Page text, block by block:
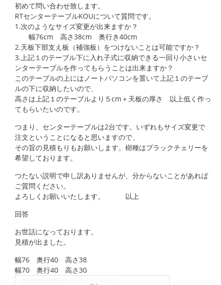
初めて問い合わせ致します。
RTセンターテーブルKOUについて質問です。
1.次のようなサイズ変更が出来ますか？
幅76cm 高さ38cm 奥行き40cm
2.天板下部支え板（補強板）をつけないことは可能ですか？
3.上記１のテーブル下に入れ子式に収納できる一回り小さいセ
ンターテーブルを作ってもらうことは出来ますか？
このテーブルの上にはノートパソコンを置いて上記１のテーブ
ルの下に収納したいので、
高さは上記１のテーブルより５cm＋天板の厚さ 以上低く作っ
てもらいたいのです。
つまり、センターテーブルは2台です。いずれもサイズ変更で
注文ということになると思いますので、
その旨の見積もりもお願いします。樹種はブラックチェリーを
希望しております。
つたない説明で申し訳ありませんが、分からないことがあれば
ご質問ください。
よろしくお願いいたします。 以上
回答
お世話になっております。
見積が出ました。
幅76 奥行40 高さ38
幅70 奥行40 高さ30